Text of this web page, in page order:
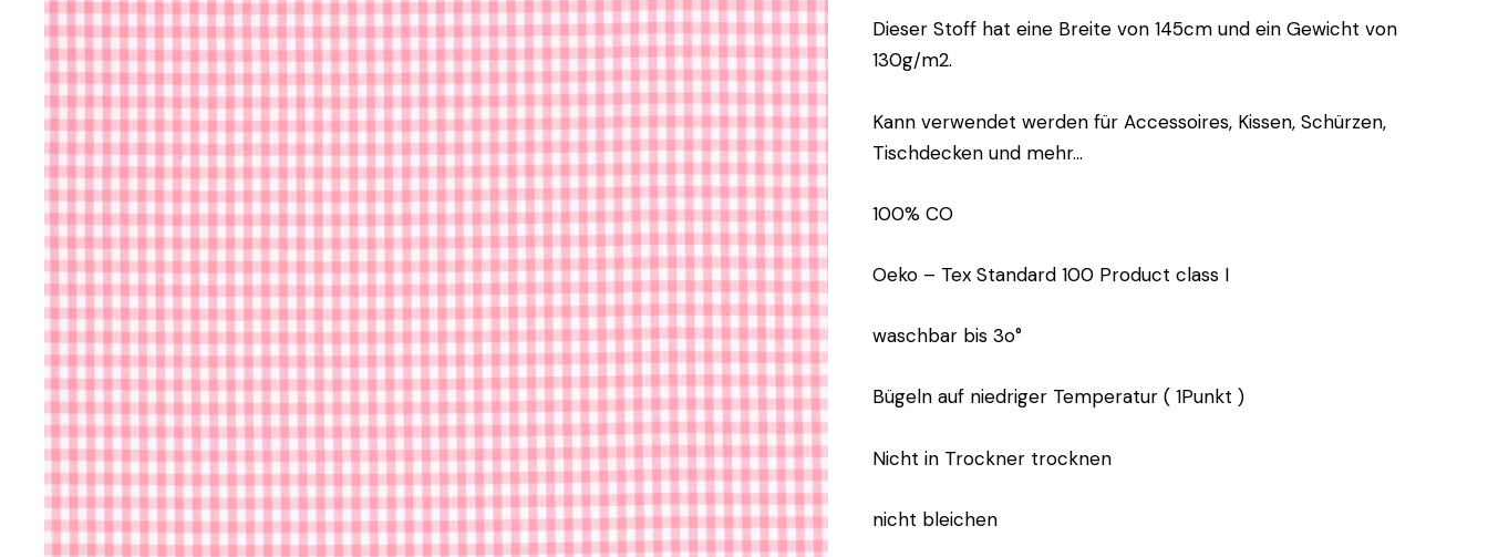
Dieser Stoff hat eine Breite von 145cm und ein Gewicht von
130g/m2.
Kann verwendet werden für Accessoires, Kissen, Schürzen,
Tischdecken und mehr…
100% CO
Oeko – Tex Standard 100 Product class I
waschbar bis 3o°
Bügeln auf niedriger Temperatur ( 1Punkt )
Nicht in Trockner trocknen
nicht bleichen